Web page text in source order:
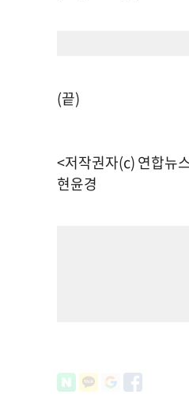
(끝)
<저작권자(c) 연합뉴
현윤경